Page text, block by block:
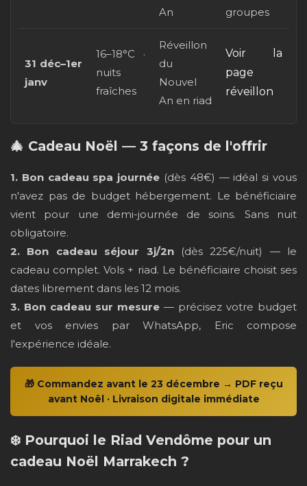
An
groupes
31 déc–1er
janv
16–18°C ·
nuits
fraîches
Réveillon
du
Nouvel
An en riad
Voir la
page
réveillon
🎄 Cadeau Noël — 3 façons de l'offrir
1. Bon cadeau spa journée (dès 48€) — idéal si vous
n'avez pas de budget hébergement. Le bénéficiaire
vient pour une demi-journée de soins. Sans nuit
obligatoire.
2. Bon cadeau séjour 3j/2n(dès 225€/nuit) — le
cadeau complet. Vols + riad. Le bénéficiaire choisit ses
dates librement dans les 12 mois.
3. Bon cadeau sur mesure — précisez votre budget
et vos envies par WhatsApp, Eric compose
l'expérience idéale.
🎁 Commandez avant le 23 décembre → PDF reçu
avant Noël · Livraison digitale immédiate
❄️ Pourquoi le Riad Vendôme pour un
cadeau Noël Marrakech ?